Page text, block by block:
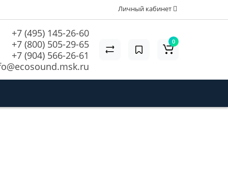
Личный кабинет
+7 (495) 145-26-60
+7 (800) 505-29-65
+7 (904) 566-26-61
0